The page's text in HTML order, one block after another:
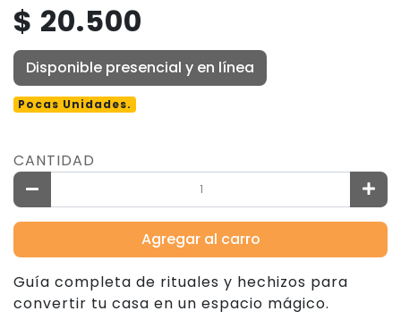
$ 20.500
Disponible presencial y en línea
Pocas Unidades.
CANTIDAD
Agregar al carro
Guía completa de rituales y hechizos para
convertir tu casa en un espacio mágico.